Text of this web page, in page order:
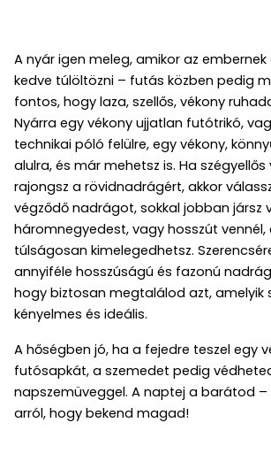
A nyár igen meleg, amikor az
kedve túlöltözni – futás közben pedig
fontos, hogy laza, szellős, vékony
Nyárra egy vékony ujjatlan futótrikó,
technikai póló felülre, egy vékony,
alulra, és már mehetsz is. Ha
rajongsz a rövidnadrágért, akkor
végződő nadrágot, sokkal jobban jársz
háromnegyedest, vagy hosszút vennél,
túlságosan kimelegedhetsz.
annyiféle hosszúságú és fazonú
hogy biztosan megtalálod azt, amelyik
kényelmes és ideális.
A hőségben jó, ha a fejedre teszel egy
futósapkát, a szemedet pedig
napszemüveggel. A naptej a barátod –
arról, hogy bekend magad!